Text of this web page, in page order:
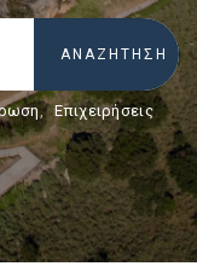
, Επιχειρήσεις